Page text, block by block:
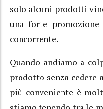
solo alcuni prodotti
una forte
concorrente.
Quando andiamo a
prodotto senza cedere
più conveniente è